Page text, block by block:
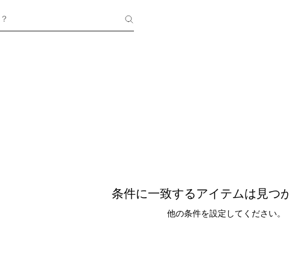
条件に一致するアイテムは見つ
他の条件を設定してください。